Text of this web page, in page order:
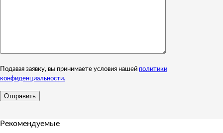
Подавая заявку, вы принимаете условия нашей политики
конфиденциальности.
Рекомендуемые